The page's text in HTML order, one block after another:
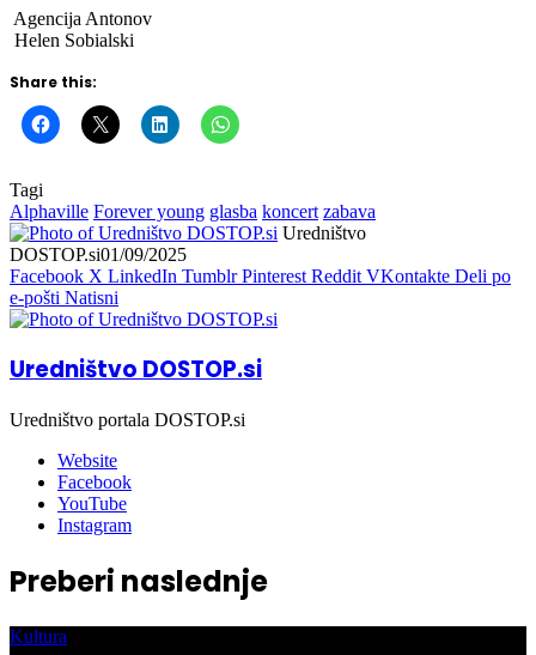
Agencija Antonov
Helen Sobialski
Share this:
Tagi
Alphaville Forever young glasba koncert zabava
Uredništvo
DOSTOP.si01/09/2025
Facebook X LinkedIn Tumblr Pinterest Reddit VKontakte Deli po
e-pošti Natisni
Uredništvo DOSTOP.si
Uredništvo portala DOSTOP.si
Website
Facebook
YouTube
Instagram
Preberi naslednje
Kultura